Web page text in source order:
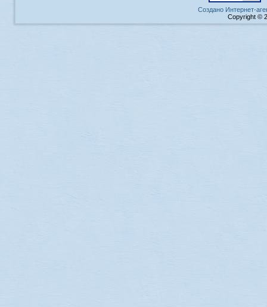
Создано Интернет-
Copyright ©